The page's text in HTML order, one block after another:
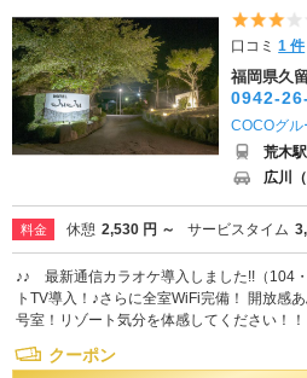
口コミ1 件
福岡県久
0942-
COCOグル
荒木
広川
料金 休憩 2,530 円 ～ サービスタイム
♪♪ 最新通信カラオケ導入しました!!（104
トTV導入！♪さらに全室WiFi完備！ 開放感
号室！リゾート気分を体感してください！
クーポン